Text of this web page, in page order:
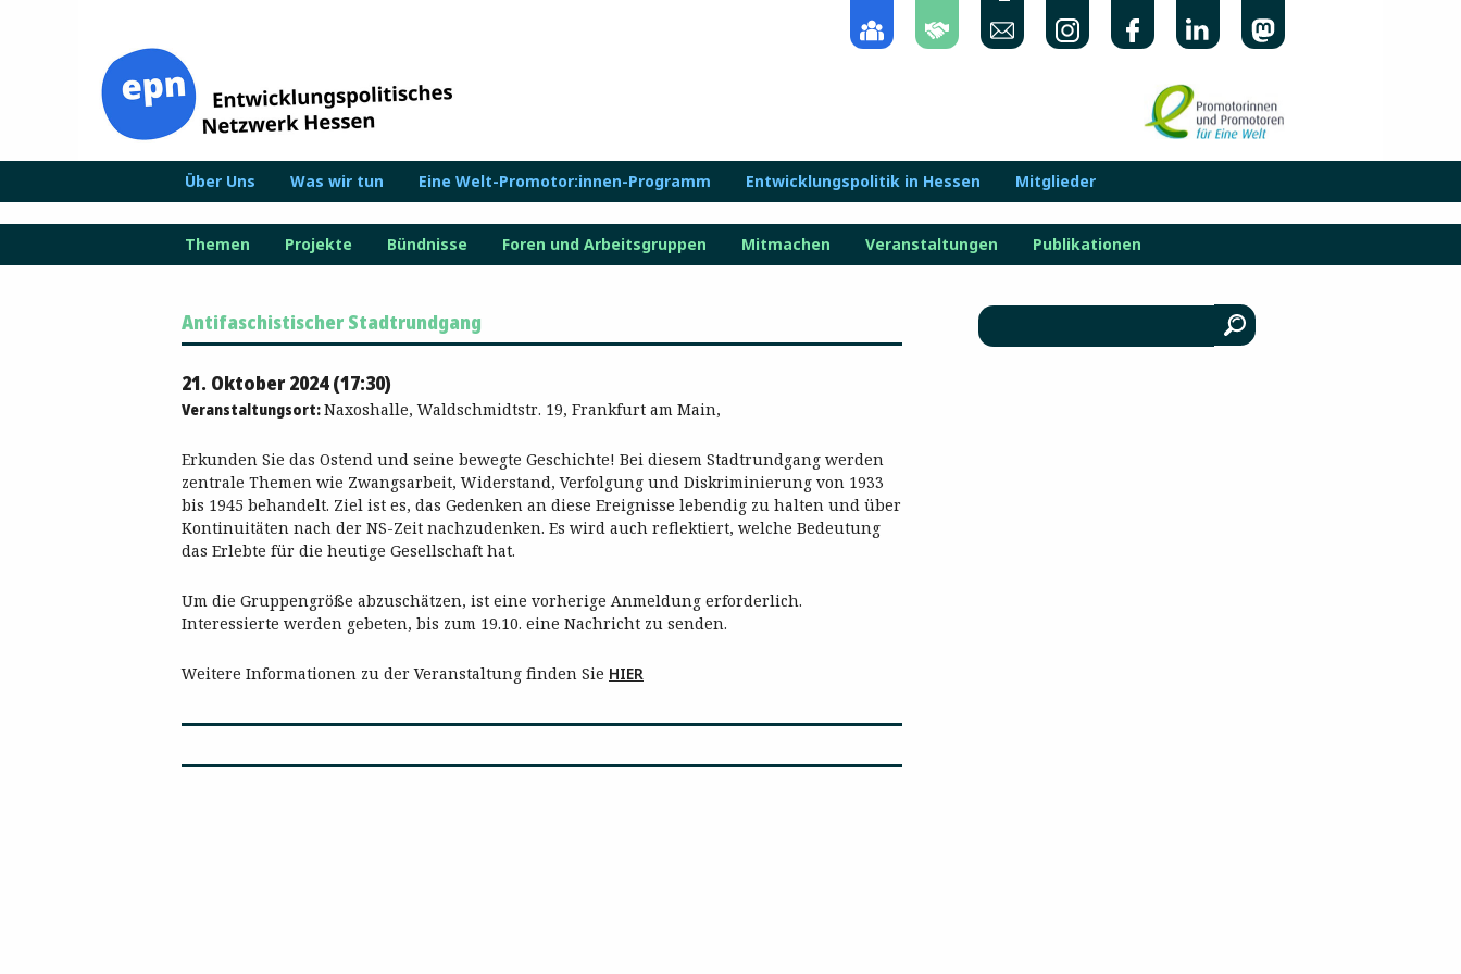
Über Uns Was wir tun Eine Welt-Promotor:innen-Programm Entwicklungspolitik in Hessen Mitglieder
Themen Projekte Bündnisse Foren und Arbeitsgruppen Mitmachen Veranstaltungen Publikationen
Antifaschistischer Stadtrundgang
21. Oktober 2024 (17:30)
Veranstaltungsort:Naxoshalle, Waldschmidtstr. 19, Frankfurt am Main,
Erkunden Sie das Ostend und seine bewegte Geschichte! Bei diesem Stadtrundgang werden
zentrale Themen wie Zwangsarbeit, Widerstand, Verfolgung und Diskriminierung von 1933
bis 1945 behandelt. Ziel ist es, das Gedenken an diese Ereignisse lebendig zu halten und über
Kontinuitäten nach der NS-Zeit nachzudenken. Es wird auch reflektiert, welche Bedeutung
das Erlebte für die heutige Gesellschaft hat.
Um die Gruppengröße abzuschätzen, ist eine vorherige Anmeldung erforderlich.
Interessierte werden gebeten, bis zum 19.10. eine Nachricht zu senden.
Weitere Informationen zu der Veranstaltung finden Sie HIER